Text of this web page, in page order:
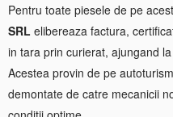
Pentru toate piesele de pe
SRL elibereaza factura,
in tara prin curierat, ajungand
Acestea provin de pe
demontate de catre mecanicii